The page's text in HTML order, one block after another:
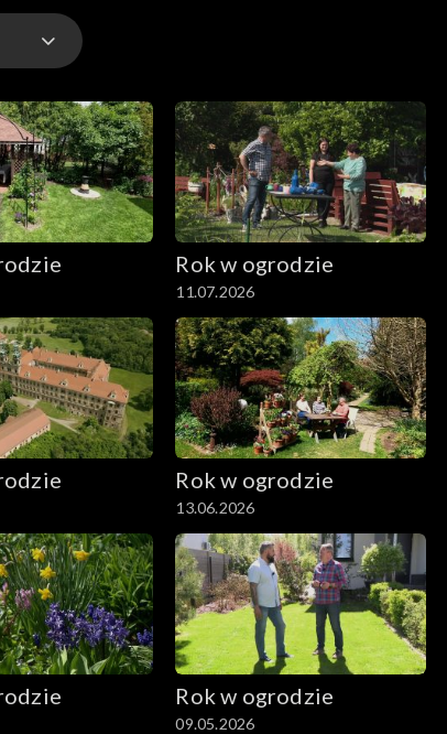
Rok w ogrodzie
11.07.2026
Rok w ogrodzie
13.06.2026
Rok w ogrodzie
09.05.2026